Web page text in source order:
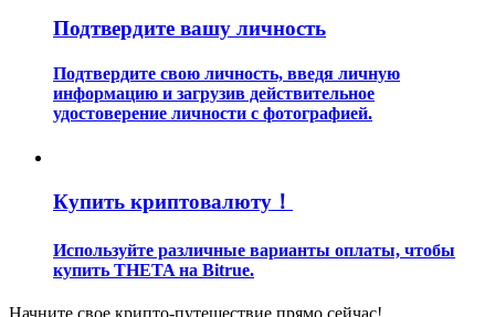
Руководство для начинающих по фьючерсам
Торговые стратегии
Подтвердите вашу личность
Подтвердите свою личность, введя личную
информацию и загрузив действительное
удостоверение личности с фотографией.
Купить криптовалюту！
Используйте различные варианты оплаты, чтобы
купить THETA на Bitrue.
Начните свое крипто-путешествие прямо сейчас!